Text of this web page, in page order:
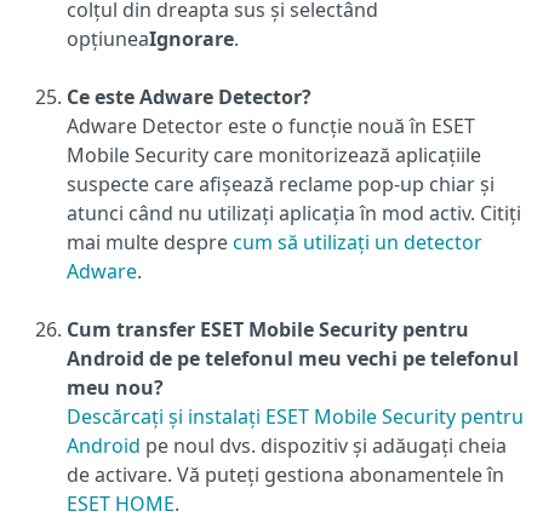
colțul din dreapta sus și selectând
opțiuneaIgnorare.
Ce este Adware Detector?
Adware Detector este o funcție nouă în ESET
Mobile Security care monitorizează aplicațiile
suspecte care afișează reclame pop-up chiar și
atunci când nu utilizați aplicația în mod activ. Citiți
mai multe desprecum să utilizați un detector
Adware.
Cum transfer ESET Mobile Security pentru
Android de pe telefonul meu vechi pe telefonul
meu nou?
Descărcați și instalați ESET Mobile Security pentru
Android pe noul dvs. dispozitiv și adăugați cheia
de activare. Vă puteți gestiona abonamentele în
ESET HOME.